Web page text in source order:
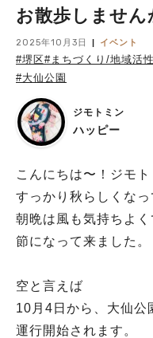
お散歩しません
2025年10月3日 イベント
#堺区#まちづくり/地域活性
#大仙公園
ジモトミン
ハッピー
こんにちは〜！ジモ
すっかり秋らしくな
朝晩は風も気持ちよ
節になって来ました。
空と言えば
10月4日から、大仙公
運行開始されます。